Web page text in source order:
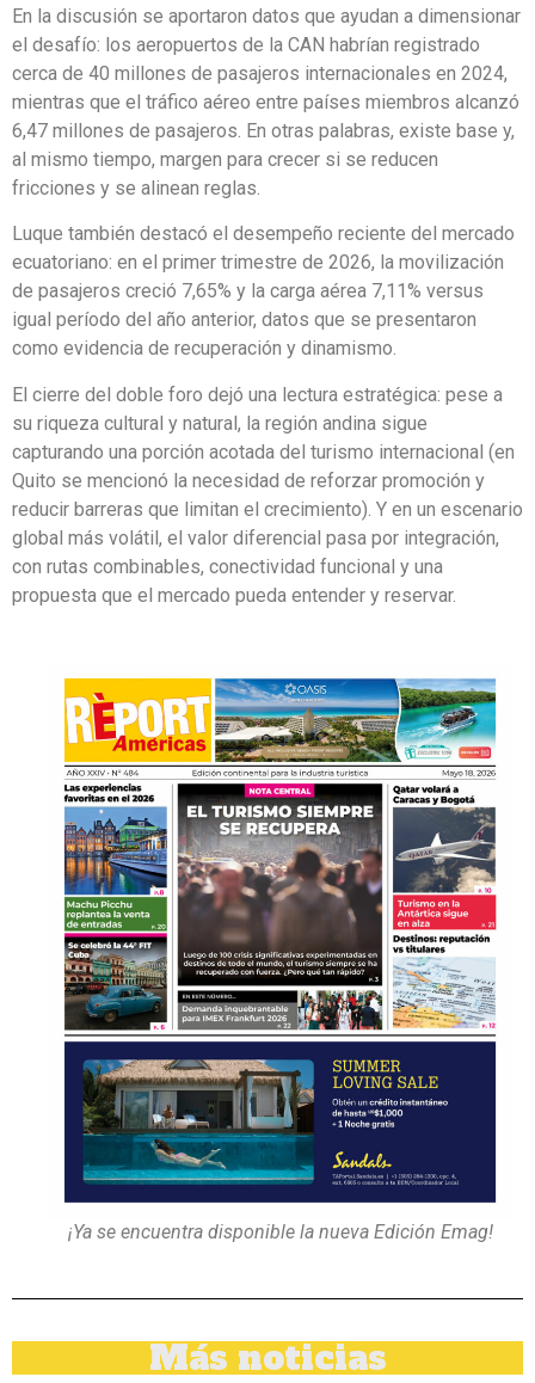
En la discusión se aportaron datos que ayudan a dimensionar
el desafío: los aeropuertos de la CAN habrían registrado
cerca de 40 millones de pasajeros internacionales en 2024,
mientras que el tráfico aéreo entre países miembros alcanzó
6,47 millones de pasajeros. En otras palabras, existe base y,
al mismo tiempo, margen para crecer si se reducen
fricciones y se alinean reglas.
Luque también destacó el desempeño reciente del mercado
ecuatoriano: en el primer trimestre de 2026, la movilización
de pasajeros creció 7,65% y la carga aérea 7,11% versus
igual período del año anterior, datos que se presentaron
como evidencia de recuperación y dinamismo.
El cierre del doble foro dejó una lectura estratégica: pese a
su riqueza cultural y natural, la región andina sigue
capturando una porción acotada del turismo internacional (en
Quito se mencionó la necesidad de reforzar promoción y
reducir barreras que limitan el crecimiento). Y en un escenario
global más volátil, el valor diferencial pasa por integración,
con rutas combinables, conectividad funcional y una
propuesta que el mercado pueda entender y reservar.
¡Ya se encuentra disponible la nueva Edición Emag!
Más noticias